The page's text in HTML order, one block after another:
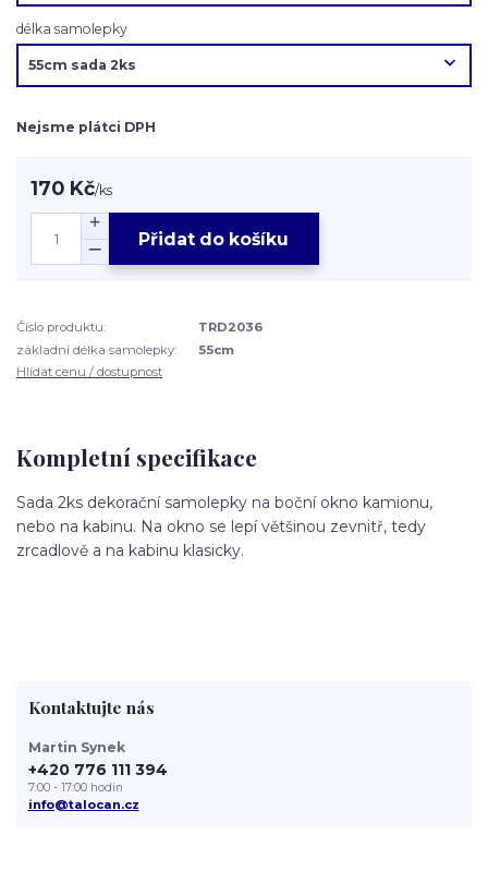
délka samolepky
Nejsme plátci DPH
170 Kč/ks
Přidat do košíku
Číslo produktu:
TRD2036
základní délka samolepky:
55cm
Hlídat cenu / dostupnost
Kompletní specifikace
Sada 2ks dekorační samolepky na boční okno kamionu,
nebo na kabinu. Na okno se lepí většinou zevnitř, tedy
zrcadlově a na kabinu klasicky.
Kontaktujte nás
Martin Synek
+420 776 111 394
7:00 - 17:00 hodin
info@talocan.cz